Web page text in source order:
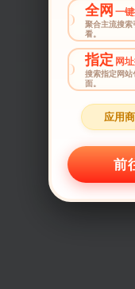
全网 一
聚合主流搜索
看。
指定 网
搜索指定网站
面。
应用
前